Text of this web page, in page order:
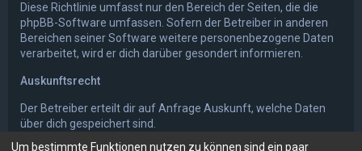
Diese Richtlinie umfasst nur den Bereich der Seiten, die die
phpBB-Software umfassen. Sofern der Betreiber in anderen
Bereichen seiner Software weitere personenbezogene Daten
verarbeitet, wird er dich darüber gesondert informieren.
Auskunftsrecht
Der Betreiber erteilt dir auf Anfrage Auskunft, welche Daten
über dich gespeichert sind.
Um bestimmte Funktionen nutzen zu können sind ein paar